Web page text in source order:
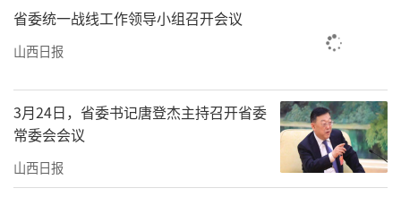
省委统一战线工作领导小组召开会议
山西日报
3月24日，省委书记唐登杰主持召开省委
常委会会议
山西日报